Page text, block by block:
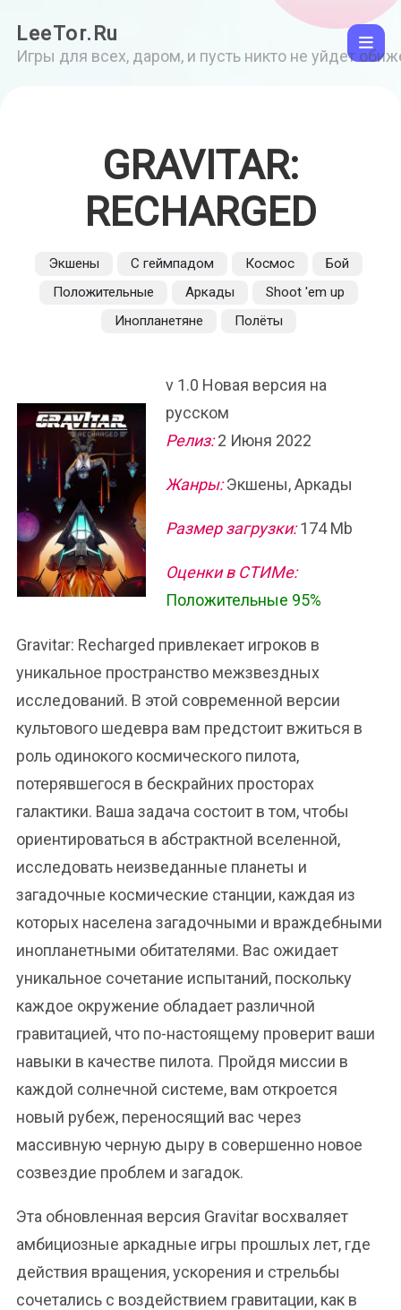
LeeTor.Ru
Игры для всех, даром, и пусть никто не уйдет
GRAVITAR:
RECHARGED
Экшены С геймпадом Космос
Бой
Положительные
Аркады
Shoot 'em up
Инопланетяне
Полёты
v 1.0 Новая версия на
русском
Релиз:2 Июня 2022
Жанры:Экшены, Аркады
Размер загрузки:174 Mb
Оценки в СТИМе:
Положительные 95%
Gravitar: Recharged привлекает игроков в
уникальное пространство межзвездных
исследований. В этой современной версии
культового шедевра вам предстоит вжиться в
роль одинокого космического пилота,
потерявшегося в бескрайних просторах
галактики. Ваша задача состоит в том, чтобы
ориентироваться в абстрактной вселенной,
исследовать неизведанные планеты и
загадочные космические станции, каждая из
которых населена загадочными и враждебными
инопланетными обитателями. Вас ожидает
уникальное сочетание испытаний, поскольку
каждое окружение обладает различной
гравитацией, что по-настоящему проверит ваши
навыки в качестве пилота. Пройдя миссии в
каждой солнечной системе, вам откроется
новый рубеж, переносящий вас через
массивную черную дыру в совершенно новое
созвездие проблем и загадок.
Эта обновленная версия Gravitar восхваляет
амбициозные аркадные игры прошлых лет, где
действия вращения, ускорения и стрельбы
сочетались с воздействием гравитации, как в